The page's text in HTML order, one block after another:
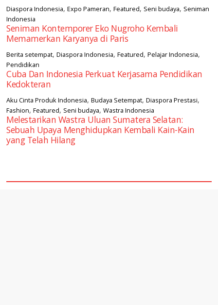
Diaspora Indonesia,Expo Pameran,Featured, Seni budaya, Seniman
Indonesia
Seniman Kontemporer Eko Nugroho Kembali
Memamerkan Karyanya di Paris
Berita setempat,Diaspora Indonesia,Featured,Pelajar Indonesia,
Pendidikan
Cuba Dan Indonesia Perkuat Kerjasama Pendidikan
Kedokteran
Aku Cinta Produk Indonesia,Budaya Setempat,Diaspora Prestasi,
Fashion,Featured, Seni budaya,Wastra Indonesia
Melestarikan Wastra Uluan Sumatera Selatan:
Sebuah Upaya Menghidupkan Kembali Kain-Kain
yang Telah Hilang